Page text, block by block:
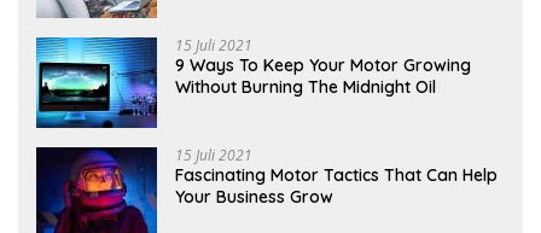
15 Juli 2021
9 Ways To Keep Your Motor Growing
Without Burning The Midnight Oil
15 Juli 2021
Fascinating Motor Tactics That Can Help
Your Business Grow